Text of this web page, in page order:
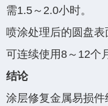
需1.5～2.0小时。
喷涂处理后的圆盘表
可连续使用8～12个
结论
涂层修复金属易损